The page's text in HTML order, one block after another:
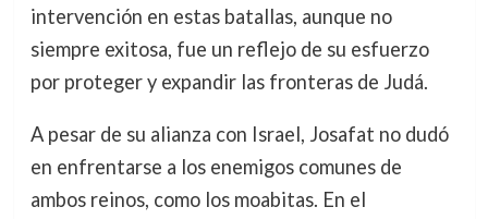
intervención en estas batallas, aunque no
siempre exitosa, fue un reflejo de su esfuerzo
por proteger y expandir las fronteras de Judá.
A pesar de su alianza con Israel, Josafat no dudó
en enfrentarse a los enemigos comunes de
ambos reinos, como los moabitas. En el